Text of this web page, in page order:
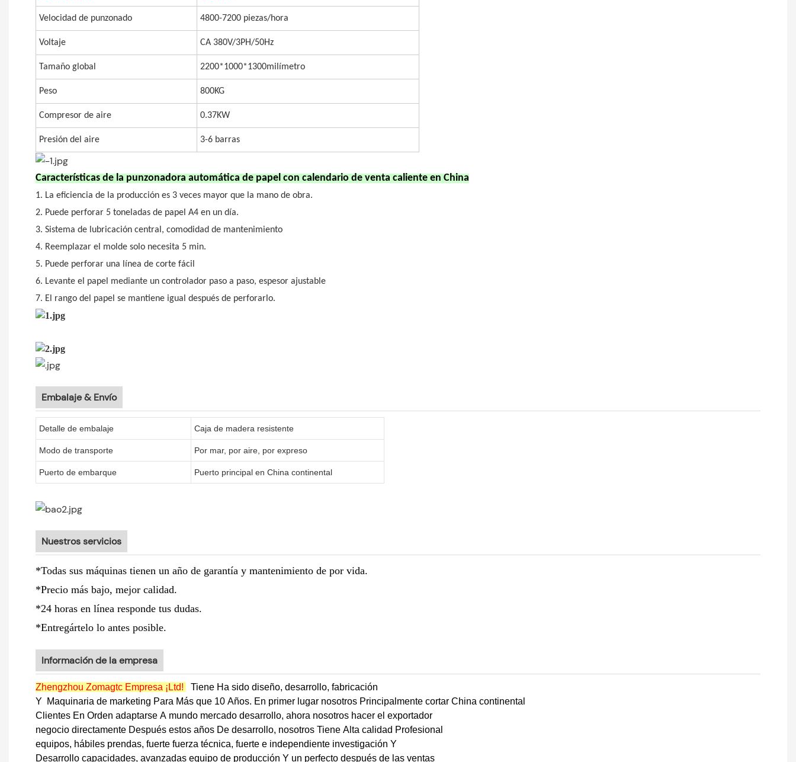
Velocidad de punzonado 4800-7200 piezas/hora
Voltaje CA 380V/3PH/50Hz
Tamaño global 2200*1000*1300milímetro
Peso 800KG
Compresor de aire 0.37KW
Presión del aire 3-6 barras
Características de la punzonadora automática de papel con calendario de venta caliente en China
1. La eficiencia de la producción es 3 veces mayor que la mano de obra.
2. Puede perforar 5 toneladas de papel A4 en un día.
3. Sistema de lubricación central, comodidad de mantenimiento
4. Reemplazar el molde solo necesita 5 min.
5. Puede perforar una línea de corte fácil
6. Levante el papel mediante un controlador paso a paso, espesor ajustable
7. El rango del papel se mantiene igual después de perforarlo.
Embalaje & Envío
Detalle de embalaje Caja de madera resistente
Modo de transporte Por mar, por aire, por expreso
Puerto de embarque Puerto principal en China continental
Nuestros servicios
*Todas sus máquinas tienen un año de garantía y mantenimiento de por vida.
*Precio más bajo, mejor calidad.
*24 horas en línea responde tus dudas.
*Entregártelo lo antes posible.
Información de la empresa
Zhengzhou Zomagtc Empresa ¡Ltd!
Tiene Ha sido diseño, desarrollo, fabricación
Y
Maquinaria de marketing Para Más que 10 Años. En primer lugar nosotros Principalmente cortar China continental
Clientes En Orden adaptarse A mundo mercado desarrollo, ahora nosotros hacer el exportador
negocio directamente Después estos años De desarrollo, nosotros Tiene Alta calidad Profesional
equipos, hábiles prendas, fuerte fuerza técnica, fuerte e independiente investigación Y
Desarrollo capacidades, avanzadas equipo de producción Y un perfecto después de las ventas